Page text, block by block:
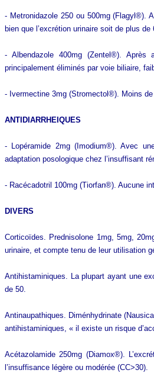
- Metronidazole 250 ou 500mg (Flagyl®).
bien que l’excrétion urinaire soit de plus de
- Albendazole 400mg (Zentel®).
principalement éliminés par voie biliaire,
- Ivermectine 3mg (Stromectol®). Moins de
ANTIDIARRHEIQUES
- Lopéramide 2mg (Imodium®). Avec
adaptation posologique chez l’insuffisant
- Racécadotril 100mg (Tiorfan®). Aucune
DIVERS
Corticoïdes. Prednisolone 1mg, 5mg,
urinaire, et compte tenu de leur utilisation
Antihistaminiques. La plupart ayant une
de 50.
Antinaupathiques. Diménhydrinate
antihistaminiques, « il existe un risque
Acétazolamide 250mg (Diamox®).
l’insuffisance légère ou modérée (CC>30).